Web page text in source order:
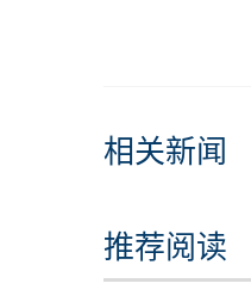
相关新闻
推荐阅读